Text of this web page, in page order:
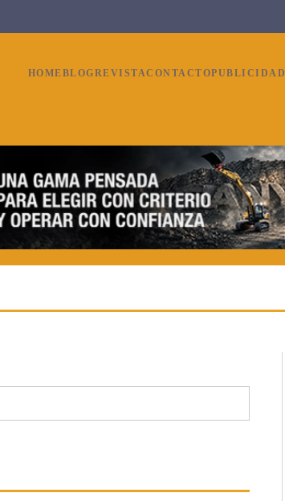
HOMEBLOGREVISTACONTACTOPUBLICIDAD